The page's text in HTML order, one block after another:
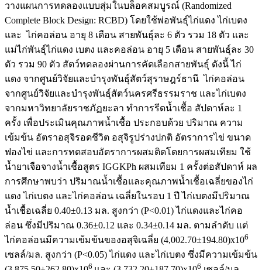
วางแผนการทดลองแบบสุ่มในบล็อคสมบูรณ์ (Randomized
Complete Block Design: RCBD) โดยใช้พ่อพันธุ์ไก่แดง ไก่เบตง
และ ไก่คอล่อน อายุ 8 เดือน สายพันธุ์ละ 6 ตัว รวม 18 ตัว และ
แม่ไก่พันธุ์ไก่แดง เบตง และคอล่อน อายุ 5 เดือน สายพันธุ์ละ 30
ตัว รวม 90 ตัว สัตว์ทดลองผ่านการคัดเลือกสายพันธุ์ ดังนี้ ไก่
แดง จากศูนย์วิจัยและบำรุงพันธุ์สัตว์สุราษฎร์ธานี ไก่คอล่อน
จากศูนย์วิจัยและบำรุงพันธุ์สัตว์นครศรีธรรมราช และไก่เบตง
จากมหาวิทยาลัยราชภัฏยะลา ทำการรีดน้ำเชื้อ สัปดาห์ละ 1
ครั้ง เพื่อประเมินคุณภาพน้ำเชื้อ ประกอบด้วย ปริมาณ ความ
เข้มข้น อัตราอสุจิรอดชีวิต อสุจิรูปร่างปกติ อัตราการไข่ ขนาด
ฟองไข่ และการทดสอบอัตราการผสมติดโดยการผสมเทียม ใช้
น้ำยาเจือจางน้ำเชื้อสูตร IGGKPh ผสมเทียม 1 ครั้งต่อสัปดาห์ ผล
การศึกษาพบว่า ปริมาณน้ำเชื้อและคุณภาพน้ำเชื้อเฉลี่ยของไก่
แดง ไก่เบตง และไก่คอล่อน เฉลี่ยในรอบ 1 ปี ไก่เบตงมีปริมาณ
น้ำเชื้อเฉลี่ย 0.40±0.13 มล. สูงกว่า (P<0.01) ไก่แดงและไก่คอ
ล่อน ซึ่งมีปริมาณ 0.36±0.12 และ 0.34±0.14 มล. ตามลำดับ แต่
ไก่คอล่อนมีความเข้มข้นของอสุจิเฉลี่ย (4,002.70±194.80)x106
เซลล์/มล. สูงกว่า (P<0.05) ไก่แดง และไก่เบตง ซึ่งมีความเข้มข้น
6 6